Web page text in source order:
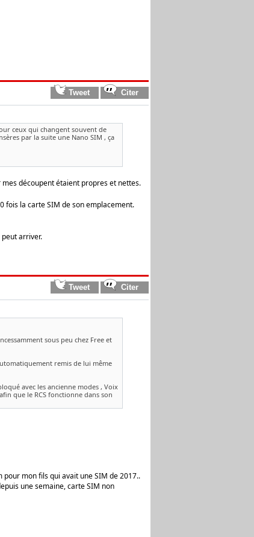
ceux qui changent souvent de
par la suite une Nano SIM , ça
découpent étaient propres et nettes.
fois la carte SIM de son emplacement.
arriver.
sous peu chez Free et
remis de lui même
avec les ancienne modes , Voix
que le RCS fonctionne dans son
mon fils qui avait une SIM de 2017..
une semaine, carte SIM non